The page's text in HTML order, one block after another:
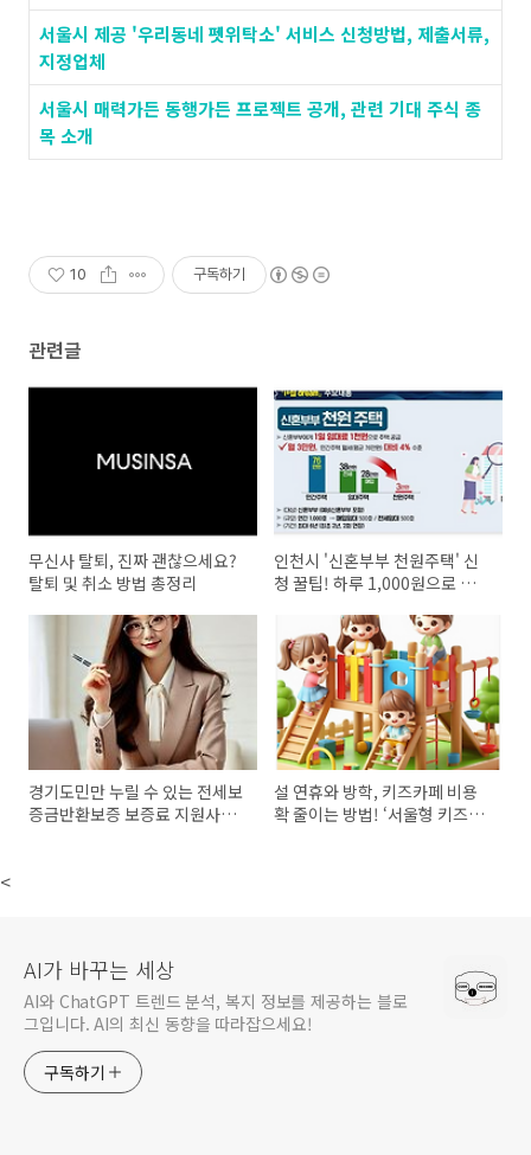
서울시 제공 '우리동네 펫위탁소' 서비스 신청방법, 제출서류,
지정업체
서울시 매력가든 동행가든 프로젝트 공개, 관련 기대 주식 종
목 소개
10 구독하기
관련글
무신사 탈퇴, 진짜 괜찮으세요?
탈퇴 및 취소 방법 총정리
인천시 '신혼부부 천원주택' 신
청 꿀팁! 하루 1,000원으로 내
경기도민만 누릴 수 있는 전세보
증금반환보증 보증료 지원사업
설 연휴와 방학, 키즈카페 비용
확 줄이는 방법! ‘서울형 키즈카
<
AI가 바꾸는 세상
AI와 ChatGPT 트렌드 분석, 복지 정보를 제공하는 블로
그입니다. AI의 최신 동향을 따라잡으세요!
구독하기